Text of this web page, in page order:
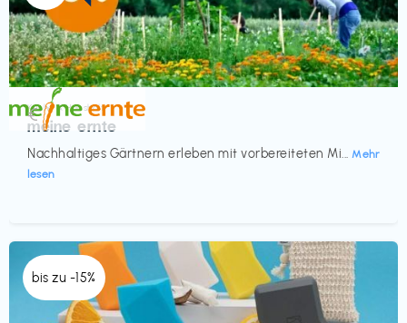
Küche & Haushalt
meine ernte
Nachhaltiges Gärtnern erleben mit vorbereiteten Mi... Mehr
lesen
€‎
bis zu -15%